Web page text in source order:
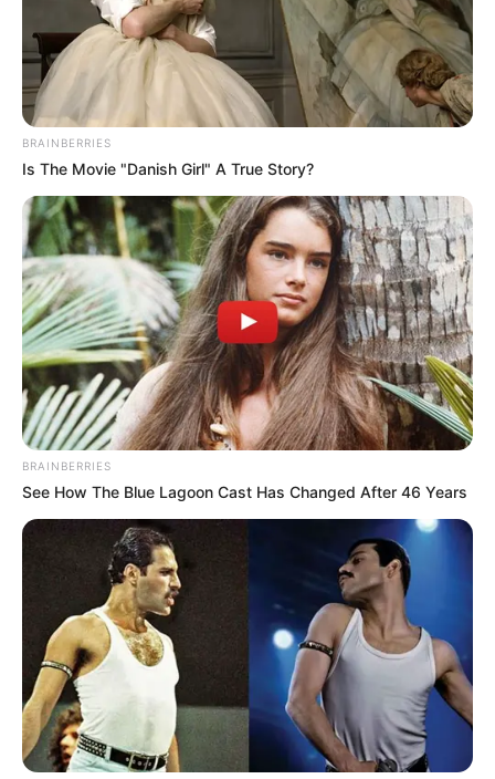
BRAINBERRIES
Is The Movie "Danish Girl" A True Story?
BRAINBERRIES
See How The Blue Lagoon Cast Has Changed After 46 Years